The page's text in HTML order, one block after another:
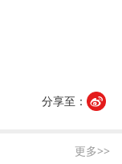
分享至：
更多>>